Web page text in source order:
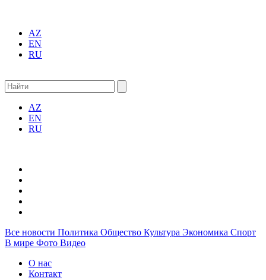
AZ
EN
RU
AZ
EN
RU
Все новости Политика Общество Культура Экономика Спорт
В мире Фото Видео
О нас
Контакт